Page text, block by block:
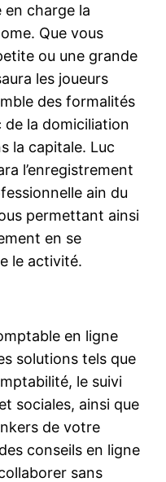
en charge la
Que vous
ou une grande
les joueurs
des formalités
de la domiciliation
la capitale. Luc
l’enregistrement
ain du
permettant ainsi
en se
le activité.
en ligne
solutions tels que
le suivi
sociales, ainsi que
de votre
conseils en ligne
sans